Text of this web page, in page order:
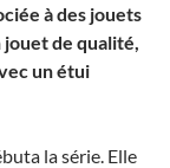
à des jouets
jouet de qualité,
un étui
la série. Elle